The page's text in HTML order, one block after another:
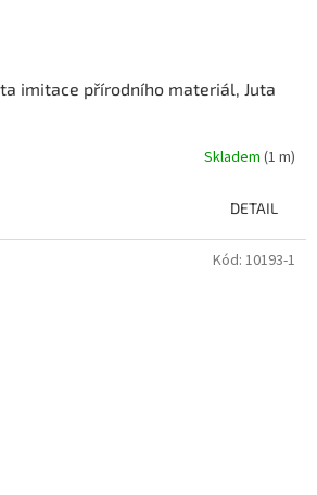
imitace přírodního materiál, Juta
Skladem (1 m)
DETAIL
Kód: 10193-1